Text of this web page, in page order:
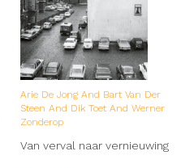
Arie De Jong And Bart Van Der
Steen And Dik Toet And Werner
Zonderop
Van verval naar vernieuwing